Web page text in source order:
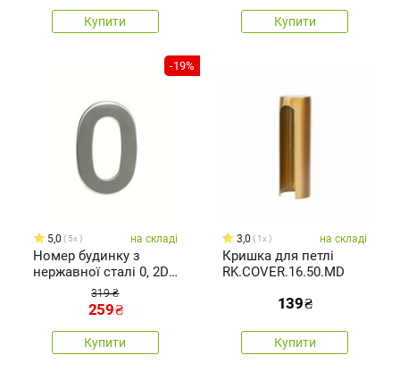
Купити Купити
-19%
5,0 5x на складі
Номер будинку з
нержавної сталі 0, 2D
319 ₴
259₴
Купити
3,0 1x на складі
Кришка для петлі
RK.COVER.16.50.MD
139₴
Купити